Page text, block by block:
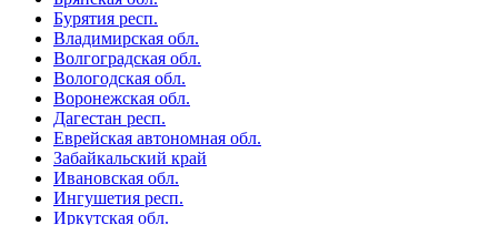
Бурятия респ.
Владимирская обл.
Волгоградская обл.
Вологодская обл.
Воронежская обл.
Дагестан респ.
Еврейская автономная обл.
Забайкальский край
Ивановская обл.
Ингушетия респ.
Иркутская обл.